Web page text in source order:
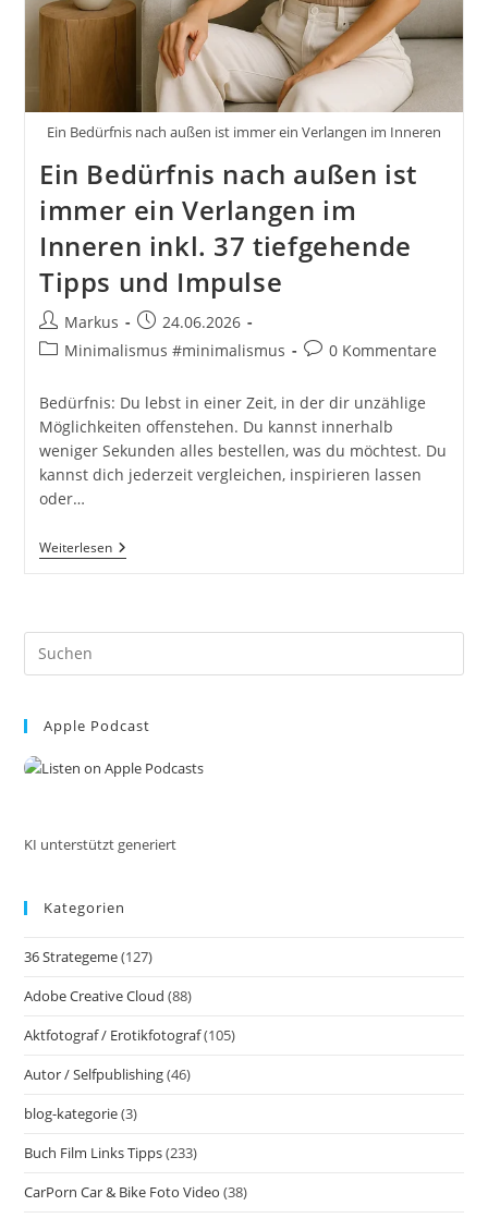
Ein Bedürfnis nach außen ist immer ein Verlangen im Inneren
Ein Bedürfnis nach außen ist
immer ein Verlangen im
Inneren inkl. 37 tiefgehende
Tipps und Impulse
Beitrags-
Autor:
Markus
Beitrag
veröffentlicht:
24.06.2026
Beitrags-
Minimalismus #minimalismus
Beitrags-
0 Kommentare
Bedürfnis: Du lebst in einer Zeit, in der dir unzählige
Möglichkeiten offenstehen. Du kannst innerhalb
weniger Sekunden alles bestellen, was du möchtest. Du
kannst dich jederzeit vergleichen, inspirieren lassen
oder…
WeiterlesenEin
Bedürfnis
Immer
Inkl.
Tipps
Apple Podcast
KI unterstützt generiert
Kategorien
36 Strategeme(127)
Adobe Creative Cloud (88)
Aktfotograf / Erotikfotograf(105)
Autor / Selfpublishing(46)
blog-kategorie(3)
Buch Film Links Tipps(233)
CarPorn Car & Bike Foto Video (38)